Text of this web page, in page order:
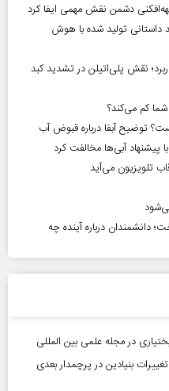
دشمن نقش مهمی ایفا کرد
داستانی تولید شده با هوش
نقش پلی‌اتیلن در تشدید کبد
شما کم می‌کند؟
توضیح آبفا درباره قبوض آب
تلویزیون می‌آید
درباره آینده چه
در مجله علمی بین المللی
از تغییرات بنیادین در پرچمدار بعدی